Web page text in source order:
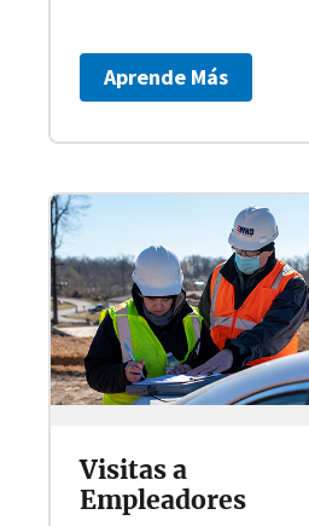
Aprende Más
Visitas a
Empleadores